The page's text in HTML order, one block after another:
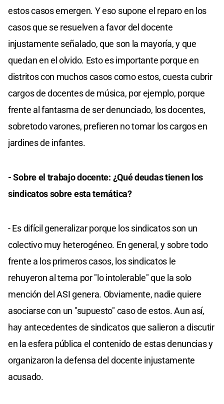
estos casos emergen. Y eso supone el reparo en los
casos que se resuelven a favor del docente
injustamente señalado, que son la mayoría, y que
quedan en el olvido. Esto es importante porque en
distritos con muchos casos como estos, cuesta cubrir
cargos de docentes de música, por ejemplo, porque
frente al fantasma de ser denunciado, los docentes,
sobretodo varones, prefieren no tomar los cargos en
jardines de infantes.
- Sobre el trabajo docente: ¿Qué deudas tienen los
sindicatos sobre esta temática?
- Es difícil generalizar porque los sindicatos son un
colectivo muy heterogéneo. En general, y sobre todo
frente a los primeros casos, los sindicatos le
rehuyeron al tema por "lo intolerable" que la solo
mención del ASI genera. Obviamente, nadie quiere
asociarse con un "supuesto" caso de estos. Aun así,
hay antecedentes de sindicatos que salieron a discutir
en la esfera pública el contenido de estas denuncias y
organizaron la defensa del docente injustamente
acusado.